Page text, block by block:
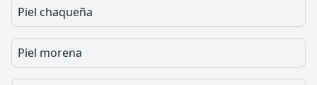
Piel chaqueña
Piel morena